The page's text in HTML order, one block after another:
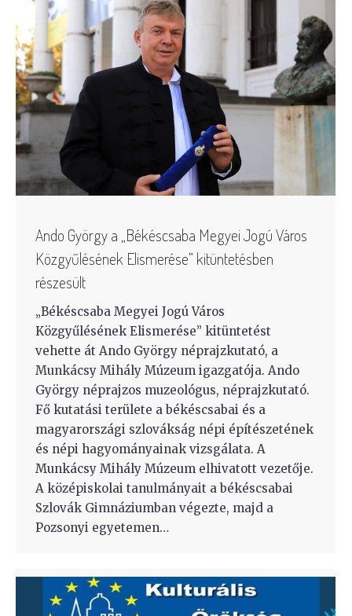
Ando György a „Békéscsaba Megyei Jogú Város
Közgyűlésének Elismerése” kitüntetésben
részesült
„Békéscsaba Megyei Jogú Város
Közgyűlésének Elismerése” kitüntetést
vehette át Ando György néprajzkutató, a
Munkácsy Mihály Múzeum igazgatója. Ando
György néprajzos muzeológus, néprajzkutató.
Fő kutatási területe a békéscsabai és a
magyarországi szlovákság népi építészetének
és népi hagyományainak vizsgálata. A
Munkácsy Mihály Múzeum elhivatott vezetője.
A középiskolai tanulmányait a békéscsabai
Szlovák Gimnáziumban végezte, majd a
Pozsonyi egyetemen…